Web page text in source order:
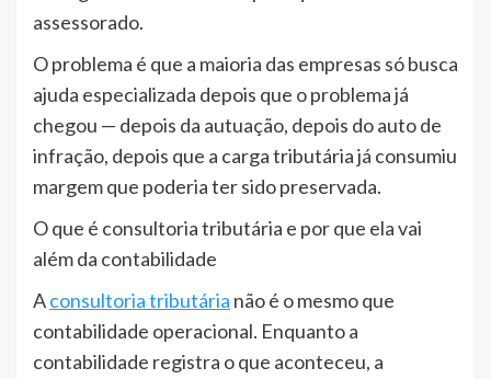
assessorado.
O problema é que a maioria das empresas só busca
ajuda especializada depois que o problema já
chegou — depois da autuação, depois do auto de
infração, depois que a carga tributária já consumiu
margem que poderia ter sido preservada.
O que é consultoria tributária e por que ela vai
além da contabilidade
Aconsultoria tributária não é o mesmo que
contabilidade operacional. Enquanto a
contabilidade registra o que aconteceu, a